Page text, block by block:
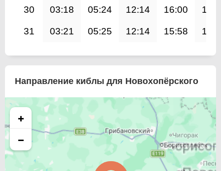
30 03:18 05:24 12:14 16:00
31 03:21 05:25 12:14 15:58
Направление киблы для Новохопёрского
+
−